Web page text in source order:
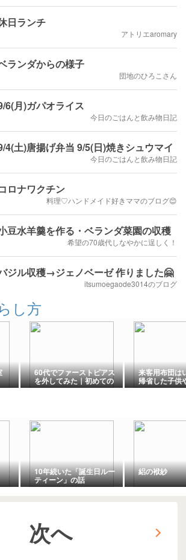
日ランチ
アトリエaromary
ランダからの様子
団地のひろこさん
6(月)ガパオライス
今日のごはんと飲み物日記
4(土)唐揚げ弁当 9/5(日)焼きシュウマイ
今日のごはんと飲み物日記
ロナワクチン
料理♡ハンドメイド好きママのブログ😊
豆水羊羹を作る・ベランダ菜園の収穫
希望の70歳代しなやかに逞しく！
ジル収穫→ジェノベーゼ 作りました🤗
itsumoegaode3014のブログ
し方
60代でファーストピアス
を外してみた｜初めての
ピアスに戸惑ったことや
来客用布団は
帰省した子供
っても少ない
10年続いた「誕生日ルー
ティーン」の話
絽の袱紗
次へ